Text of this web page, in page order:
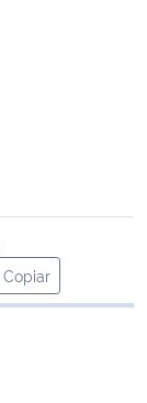
Copiar
para área de